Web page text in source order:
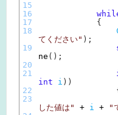
15
16
17
18
19
20
21
22
23
{
てください" ) ;
ne ( ) ;
int
i ) )
した値は"
+ i + "